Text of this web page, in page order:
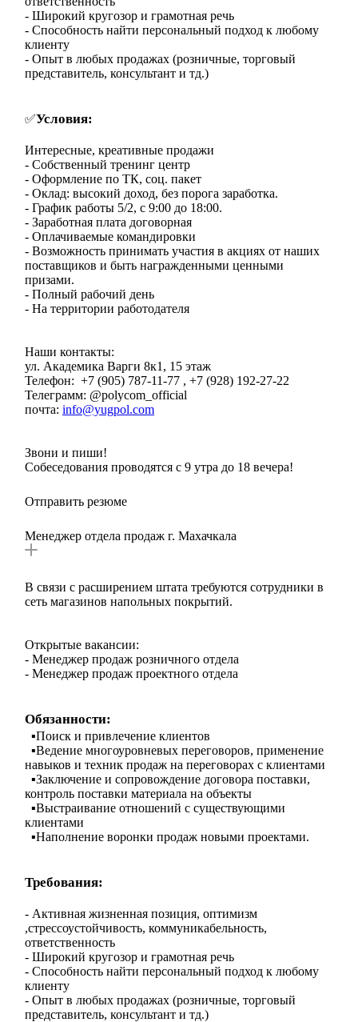
- Широкий кругозор и грамотная речь
- Способность найти персональный подход к любому
клиенту
- Опыт в любых продажах (розничные, торговый
представитель, консультант и тд.)
✅Условия:
Интересные, креативные продажи
- Собственный тренинг центр
- Оформление по ТК, соц. пакет
- Оклад: высокий доход, без порога заработка.
- График работы 5/2, с 9:00 до 18:00.
- Заработная плата договорная
- Оплачиваемые командировки
- Возможность принимать участия в акциях от наших
поставщиков и быть награжденными ценными
призами.
- Полный рабочий день
- На территории работодателя
Наши контакты:
ул. Академика Варги 8к1, 15 этаж
Телефон: +7 (905) 787-11-77 , +7 (928) 192-27-22
Телеграмм: @polycom_official
почта: info@yugpol.com
Звони и пиши!
Собеседования проводятся с 9 утра до 18 вечера!
Отправить резюме
Менеджер отдела продаж г. Махачкала
В связи с расширением штата требуются сотрудники в
сеть магазинов напольных покрытий.
Открытые вакансии:
- Менеджер продаж розничного отдела
- Менеджер продаж проектного отдела
Обязанности:
▪️Поиск и привлечение клиентов
▪️Ведение многоуровневых переговоров, применение
навыков и техник продаж на переговорах с клиентами
▪️Заключение и сопровождение договора поставки,
контроль поставки материала на объекты
▪️Выстраивание отношений с существующими
клиентами
▪️Наполнение воронки продаж новыми проектами.
Требования:
- Активная жизненная позиция, оптимизм
,стрессоустойчивость, коммуникабельность,
ответственность
- Широкий кругозор и грамотная речь
- Способность найти персональный подход к любому
клиенту
- Опыт в любых продажах (розничные, торговый
представитель, консультант и тд.)